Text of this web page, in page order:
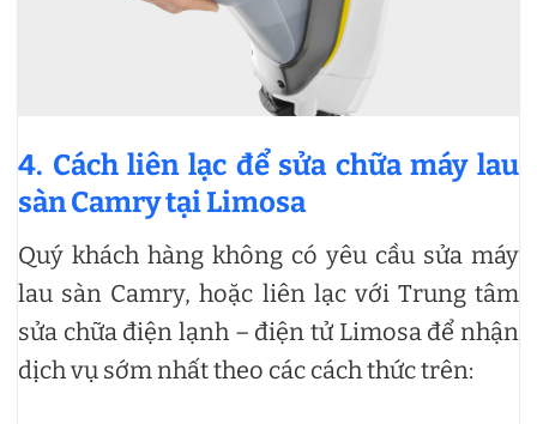
4. Cách liên lạc để sửa chữa máy lau
sàn Camry tại Limosa
Quý khách hàng không có yêu cầu sửa máy
lau sàn Camry, hoặc liên lạc với Trung tâm
sửa chữa điện lạnh – điện tử Limosa để nhận
dịch vụ sớm nhất theo các cách thức trên: